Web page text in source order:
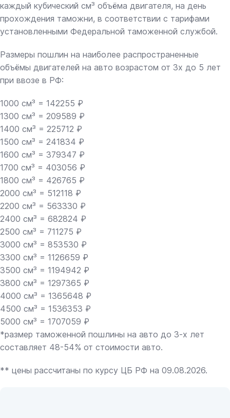
каждый кубический см³ объёма двигателя, на день
прохождения таможни, в соответствии с тарифами
установленными Федеральной таможенной службой.
Размеры пошлин на наиболее распространенные
объёмы двигателей на авто возрастом от 3х до 5 лет
при ввозе в РФ:
1000 см³ = 142255 ₽
1300 см³ = 209589 ₽
1400 см³ = 225712 ₽
1500 см³ = 241834 ₽
1600 см³ = 379347 ₽
1700 см³ = 403056 ₽
1800 см³ = 426765 ₽
2000 см³ = 512118 ₽
2200 см³ = 563330 ₽
2400 см³ = 682824 ₽
2500 см³ = 711275 ₽
3000 см³ = 853530 ₽
3300 см³ = 1126659 ₽
3500 см³ = 1194942 ₽
3800 см³ = 1297365 ₽
4000 см³ = 1365648 ₽
4500 см³ = 1536353 ₽
5000 см³ = 1707059 ₽
*размер таможенной пошлины на авто до 3-х лет
составляет 48-54% от стоимости авто.
** цены рассчитаны по курсу ЦБ РФ на 09.08.2026.